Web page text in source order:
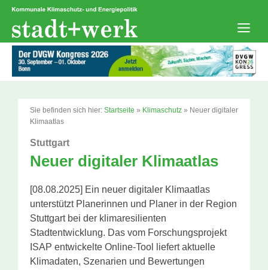
Zum
springen
Sie befinden sich hier: Startseite » Klimaschutz » Neuer digitaler
Klimaatlas
Stuttgart
Neuer digitaler Klimaatlas
[08.08.2025] Ein neuer digitaler Klimaatlas
unterstützt Planerinnen und Planer in der Region
Stuttgart bei der klimaresilienten
Stadtentwicklung. Das vom Forschungsprojekt
ISAP entwickelte Online-Tool liefert aktuelle
Klimadaten, Szenarien und Bewertungen